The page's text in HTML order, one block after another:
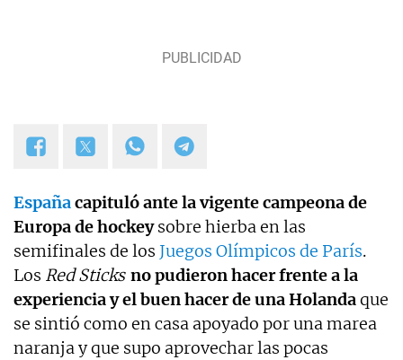
Españacapituló ante la vigente campeona de
Europa de hockeysobre hierba en las
semifinales de los Juegos Olímpicos de París.
Los Red Sticks no pudieron hacer frente a la
experiencia y el buen hacer de una Holandaque
se sintió como en casa apoyado por una marea
naranja y que supo aprovechar las pocas